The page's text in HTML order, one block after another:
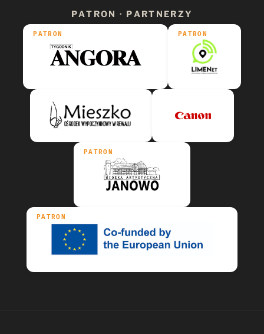
PATRON · PARTNERZY
PATRON PATRON
PATRON
PATRON